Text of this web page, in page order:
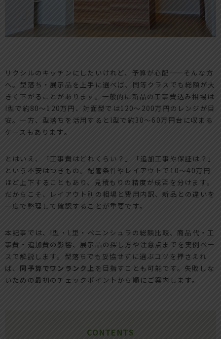
リクシルのキッチンにしたいけれど、予算が心配——そんな方
へ。型落ち・展示品を上手に選べば、同等クラスでも総額が大
きく下がることがあります。一般的に新品の工事費込み相場は
I型で約80～120万円、対面型では120～200万円のレンジが目
安。一方、型落ちを活用するとI型で約30～60万円台に収まる
ケースもあります。
とはいえ、「工事費はどれくらい？」「追加工事や保証は？」
という不安はつきもの。配管条件やレイアウトで10～40万円
ほど上下することもあり、見積もりの精度が成否を分けます。
だからこそ、レイアウト別の相場と費用内訳、新品との違いを
一度で整理して確認することが重要です。
本記事では、I型・L型・ペニンシュラの総額比較、商品代・工
事費・追加費の影響、展示品の探し方や注意点までを実例ベー
スで解説します。型落ちでも妥協せずに選ぶコツを押さえれ
ば、 同予算でワンランク上 を目指すことも可能です。失敗しな
いための最初のチェックポイントから順にご案内します。
CONTENTS